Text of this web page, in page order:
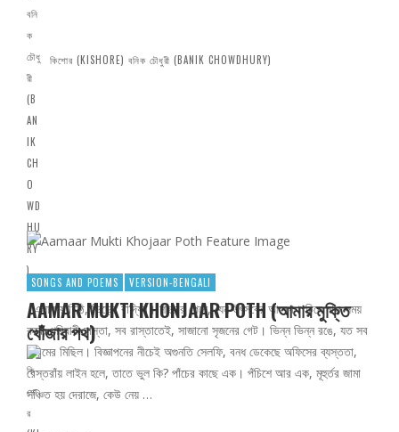
কিশোর (KISHORE) বনিক চৌধুরী (BANIK CHOWDHURY)
এলাকায় চিঠি, ভিড়ের বাদ্যির। শহরের পেনে, যেন উৎসবের আবেগ। চিনে নাও সময়
করে, পরিযায়ী রাস্তা, সব রাস্তাতেই, সাজানো সৃজনের গেট। ভিন্ন ভিন্ন রঙে, যত সব
প্রেমের মিছিল। বিজ্ঞাপনের নীচেই অগুনতি সেলফি, বনধ ডেকেছে অফিসের ব্যস্ততা,
রেস্তরাঁয় লাইন হলে, তাতে ভুল কি? পাঁচের কাছে এক। পঁচিশে আর এক, মূহুর্তর জামা
সঞ্চিত হয় দেরাজে, কেউ নেয় …
SONGS AND POEMS VERSION-BENGALI
AAMAR MUKTI KHONJAAR POTH (আমার মুক্তি
খোঁজার পথ)